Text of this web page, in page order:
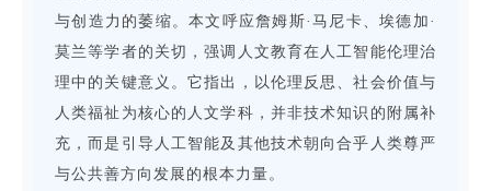
与创造力的萎缩。本文呼应詹姆斯·马尼卡、埃德加·
莫兰等学者的关切，强调人文教育在人工智能伦理治
理中的关键意义。它指出，以伦理反思、社会价值与
人类福祉为核心的人文学科，并非技术知识的附属补
充，而是引导人工智能及其他技术朝向合乎人类尊严
与公共善方向发展的根本力量。